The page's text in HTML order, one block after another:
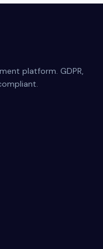
platform. GDPR,